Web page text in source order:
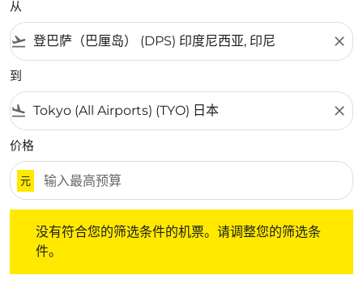
从
flight_takeoff close
到
flight_land close
价格
元
没有符合您的筛选条件的机票。请调整您的筛选条
件。